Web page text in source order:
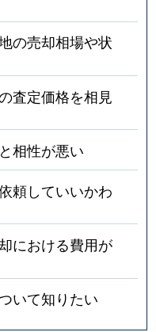
の売却相場や状
査定価格を相見
相性が悪い
頼していいかわ
における費用が
いて知りたい